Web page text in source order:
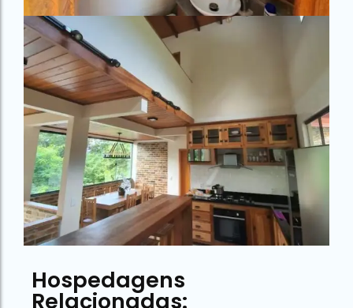
Hospedagens
Relacionadas: